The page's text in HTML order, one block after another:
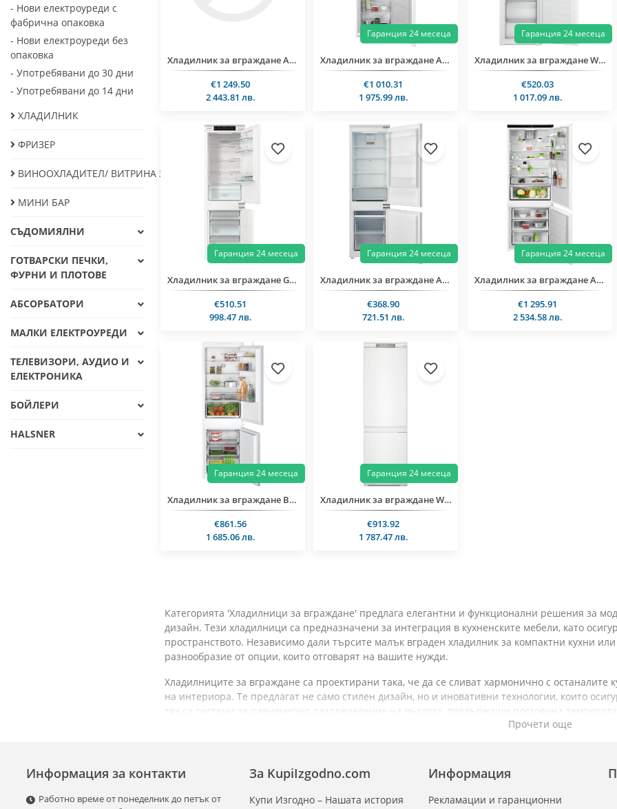
- Нови електроуреди с
фабрична опаковка
- Нови електроуреди без
опаковка
- Употребявани до 30 дни
- Употребявани до 14 дни
ХЛАДИЛНИК
ФРИЗЕР
ВИНООХЛАДИТЕЛ/ ВИТРИНА ЗА ВИНО
МИНИ БАР
СЪДОМИЯЛНИ
ГОТВАРСКИ ПЕЧКИ,
ФУРНИ И ПЛОТОВЕ
АБСОРБАТОРИ
МАЛКИ ЕЛЕКТРОУРЕДИ
ТЕЛЕВИЗОРИ, АУДИО И
ЕЛЕКТРОНИКА
БОЙЛЕРИ
HALSNER
Хладилник за вграждане AEG NSC8M191DS
€1 249.50
2 443.81 лв.
Гаранция 24 месеца
Хладилник за вграждане AEG TC6MS18FDS
€1 010.31
1 975.99 лв.
Гаранция 24 месеца
Хладилник за вграждане Whirlpool WHC18D051A1
€520.03
1 017.09 лв.
Гаранция 24 месеца
Хладилник за вграждане Gorenje NRKI517E41
€510.51
998.47 лв.
Гаранция 24 месеца
Хладилник за вграждане Arielli ARD-332RWEN.BI
€368.90
721.51 лв.
Гаранция 24 месеца
Хладилник за вграждане AEG NSC7P751ES
€1 295.91
2 534.58 лв.
Гаранция 24 месеца
Хладилник за вграждане Bosch KIN86NSE0
€861.56
1 685.06 лв.
Гаранция 24 месеца
Хладилник за вграждане Whirlpool WHC18 T573
€913.92
1 787.47 лв.
Категорията 'Хладилници за вграждане' предлага елегантни и функционални решения за
дизайн. Тези хладилници са предназначени за интеграция в кухненските мебели, като
пространството. Независимо дали търсите малък вграден хладилник за компактни кухни
разнообразие от опции, които отговарят на вашите нужди.
Хладилниците за вграждане са проектирани така, че да се сливат хармонично с останалите
на интериора. Те предлагат не само стилен дизайн, но и иновативни технологии, които
тях са системи за равномерно разпределение на въздуха, поддържащи постоянна
съобразното използване на уреда. Освен това, вградените хладилници предлагат функции
различни видове продукти и специални отделения за плодове и зеленчуци с контрол на
Пространственото разпределение в хладилниците за вграждане е оптимизирано, с
Прочети още
Информация за контакти
Работно време от понеделник до петък от
Информация
Рекламации и гаранционни
За KupiIzgodno.com
Купи Изгодно – Нашата история